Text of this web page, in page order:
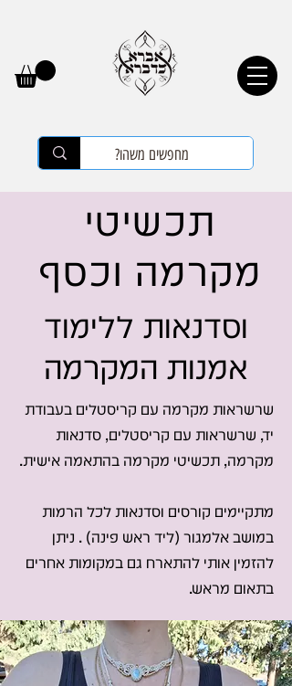
תכשיטי
מקרמה וכסף
וסדנאות ללימוד
אמנות המקרמה
שרשראות מקרמה עם קריסטלים בעבודת
יד, שרשראות עם קריסטלים, סדנאות
מקרמה, תכשיטי מקרמה בהתאמה אישית.
מתקיימים קורסים וסדנאות לכל הרמות
במושב אלמגור (ליד ראש פינה) . ניתן
להזמין אותי להתארח גם במקומות אחרים
בתאום מראש.